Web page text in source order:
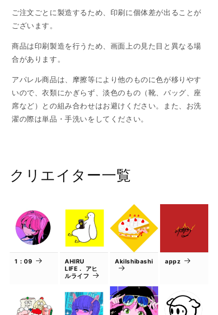
ご注文ごとに製造するため、印刷に個体差が出ることが
ございます。
商品は印刷製造を行うため、画面上の見た目と異なる場
合があります。
アパレル商品は、摩擦等により他のものに色が移りやす
いので、衣類にかぎらず、淡色のもの（靴、バッグ、座
席など）との組み合わせはお避けください。また、お洗
濯の際は単品・手洗いをしてください。
クリエイター一覧
1：09
AHIRU
LIFE． アヒ
ルライフ
AkiIshibashi appz